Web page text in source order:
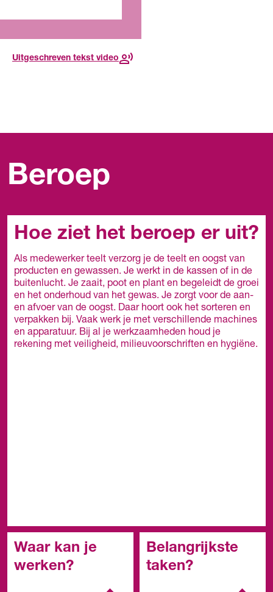
jaar
Uitgeschreven tekst video
Beroep
Hoe ziet het beroep er uit?
Als medewerker teelt verzorg je de teelt en oogst van
producten en gewassen. Je werkt in de kassen of in de
buitenlucht. Je zaait, poot en plant en begeleidt de groei
en het onderhoud van het gewas. Je zorgt voor de aan-
en afvoer van de oogst. Daar hoort ook het sorteren en
verpakken bij. Vaak werk je met verschillende machines
en apparatuur. Bij al je werkzaamheden houd je
rekening met veiligheid, milieuvoorschriften en hygiëne.
Waar kan je
werken?
Belangrijkste
taken?